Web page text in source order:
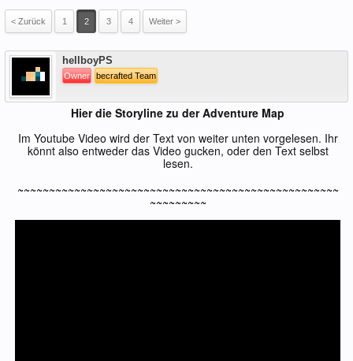
< Zurück 1 2 3 4 Weiter >
hellboyPS
Owner becrafted Team
Hier die Storyline zu der Adventure Map
Im Youtube Video wird der Text von weiter unten vorgelesen. Ihr
könnt also entweder das Video gucken, oder den Text selbst
lesen.
~~~~~~~~~~~~~~~~~~~~~~~~~~~~~~~~~~~~~~~~~~~~~~~~~~~
~~~~~~~~~